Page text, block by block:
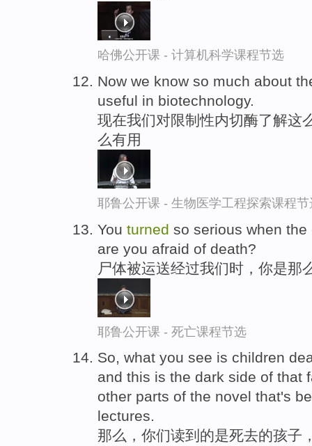
哈佛公开课 - 计算机科学课程节选
Now we know so much about
useful in biotechnology.
现在我们对限制性内切酶了解这
么有用
耶鲁公开课 - 生物医学工程探索课程节
You turned so serious when
are you afraid of death?
尸体被运送经过我们时，你是那
耶鲁公开课 - 死亡课程节选
So, what you see is children
and this is the dark side of that
other parts of the novel that's
lectures.
那么，你们读到的是死去的孩子